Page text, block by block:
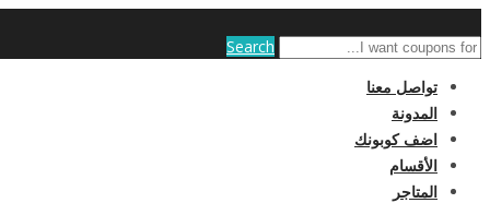
Search
تواصل معنا
المدونة
اضف كوبونك
الأقسام
المتاجر